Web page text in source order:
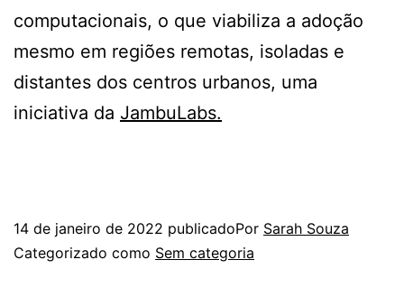
computacionais, o que viabiliza a adoção
mesmo em regiões remotas, isoladas e
distantes dos centros urbanos, uma
iniciativa da JambuLabs.
14 de janeiro de 2022 publicadoPor Sarah Souza
Categorizado como Sem categoria